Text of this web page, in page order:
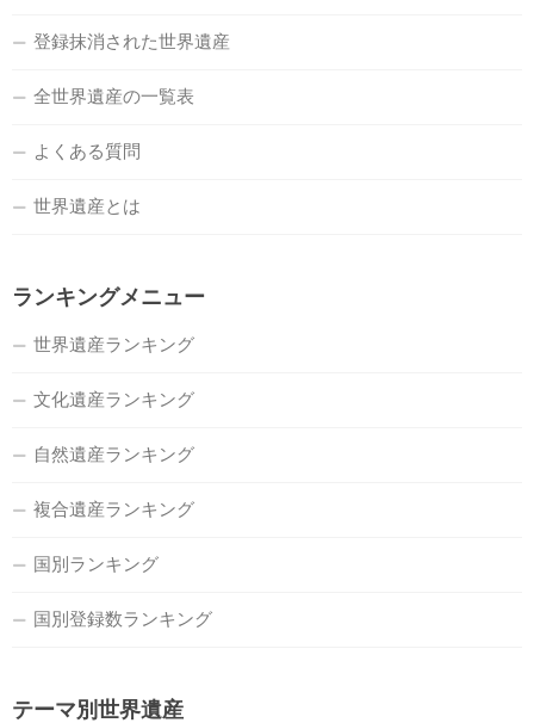
登録抹消された世界遺産
全世界遺産の一覧表
よくある質問
世界遺産とは
ランキングメニュー
世界遺産ランキング
文化遺産ランキング
自然遺産ランキング
複合遺産ランキング
国別ランキング
国別登録数ランキング
テーマ別世界遺産